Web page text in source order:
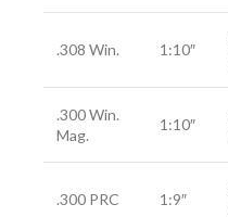
.308 Win. 1:10″
.300 Win.
Mag.
1:10″
.300 PRC 1:9″